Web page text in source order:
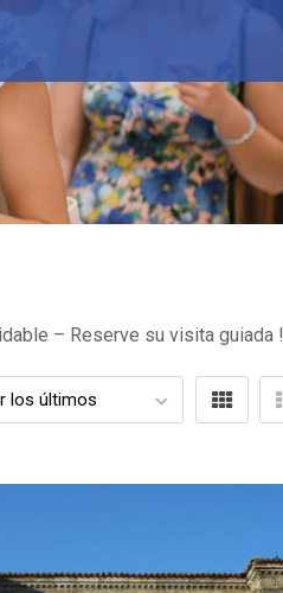
– Reserve su visita guiada !